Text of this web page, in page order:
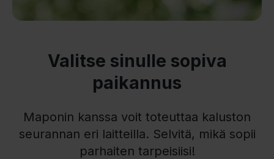
Valitse sinulle sopiva
paikannus
Maponin kanssa voit toteuttaa kaluston
seurannan eri laitteilla. Selvitä, mikä sopii
parhaiten tarpeisiisi!